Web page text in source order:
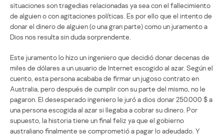
situaciones son tragedias relacionadas ya sea con el fallecimiento
de alguien o con agitaciones políticas. Es por ello que el intento de
donar el dinero de alguien (o una gran parte) como un juramento a
Dios nos resulta sin duda sorprendente.
Este juramento lo hizo un ingeniero que decidió donar decenas de
miles de dólares a un usuario de Internet escogido al azar. Según el
cuento, esta persona acababa de firmar un jugoso contrato en
Australia, pero después de cumplir con su parte del mismo, no le
pagaron. El desesperado ingeniero le juró a dios donar 250.000 $ a
una persona escogida al azar si llegaba a cobrar su dinero. Por
supuesto, la historia tiene un final feliz ya que el gobierno
australiano finalmente se comprometió a pagar lo adeudado. Y